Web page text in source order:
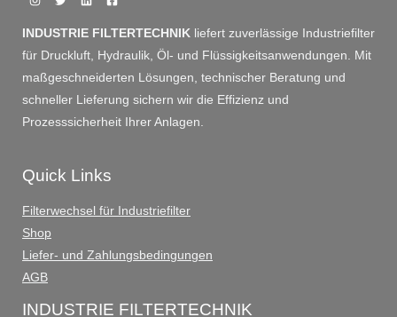
INDUSTRIE FILTERTECHNIK liefert zuverlässige Industriefilter
für Druckluft, Hydraulik, Öl- und Flüssigkeitsanwendungen. Mit
maßgeschneiderten Lösungen, technischer Beratung und
schneller Lieferung sichern wir die Effizienz und
Prozesssicherheit Ihrer Anlagen.
Quick Links
Filterwechsel für Industriefilter
Shop
Liefer- und Zahlungsbedingungen
AGB
INDUSTRIE FILTERTECHNIK